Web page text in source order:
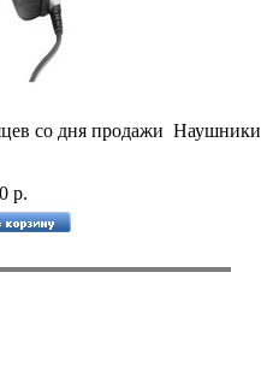
со дня продажи Наушники
р.